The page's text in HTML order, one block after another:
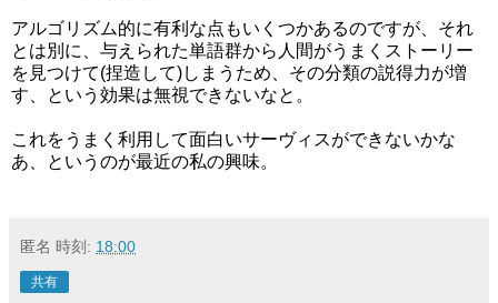
アルゴリズム的に有利な点もいくつかあるのですが、それ
とは別に、与えられた単語群から人間がうまくストーリー
を見つけて(捏造して)しまうため、その分類の説得力が増
す、という効果は無視できないなと。
これをうまく利用して面白いサーヴィスができないかな
あ、というのが最近の私の興味。
匿名 時刻: 18:00
共有